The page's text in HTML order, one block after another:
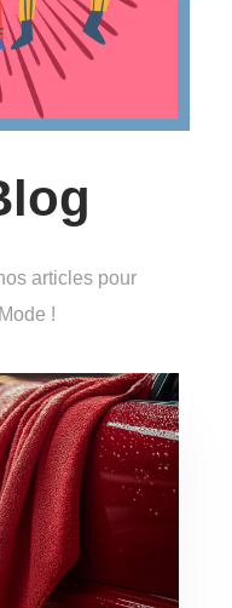
articles pour
!